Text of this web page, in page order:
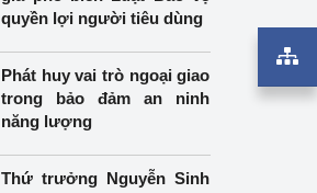
quyền lợi người tiêu dùng
Phát huy vai trò ngoại giao
trong bảo đảm an ninh
năng lượng
Thứ trưởng Nguyễn Sinh